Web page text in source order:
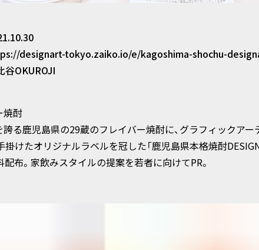
designart-tokyo.zaiko.io/e/kagoshima-shochu-
谷OKUROJI
焼酎
る鹿児島県の29蔵のフレイバー焼酎に、グラフィックアー
掛けたオリジナルラベルを冠した「鹿児島県本格焼酎
配布。家飲みスタイルの提案を若者に向けてPR。
情報をご本人の同意なしに、業務委託先以外の第三者に開示
れた場合、または裁判所、警察等の公的機関から開示を求め
とがあります。
情報につきご本人または代理人からの開示、訂正等（訂正、追
を求められた場合には、法令の規定に従い対応させていただ
人情報の保護が十分に行われているか社内で監査する体制を